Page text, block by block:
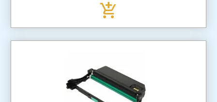
add_shopping_cart